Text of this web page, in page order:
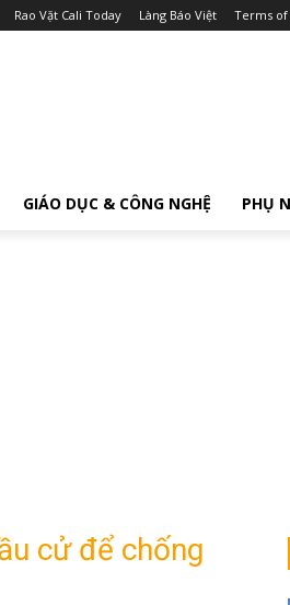
Rao Vặt Cali Today Làng Báo Việt Terms of
GIÁO DỤC & CÔNG NGHỆ PHỤ
cử để chống